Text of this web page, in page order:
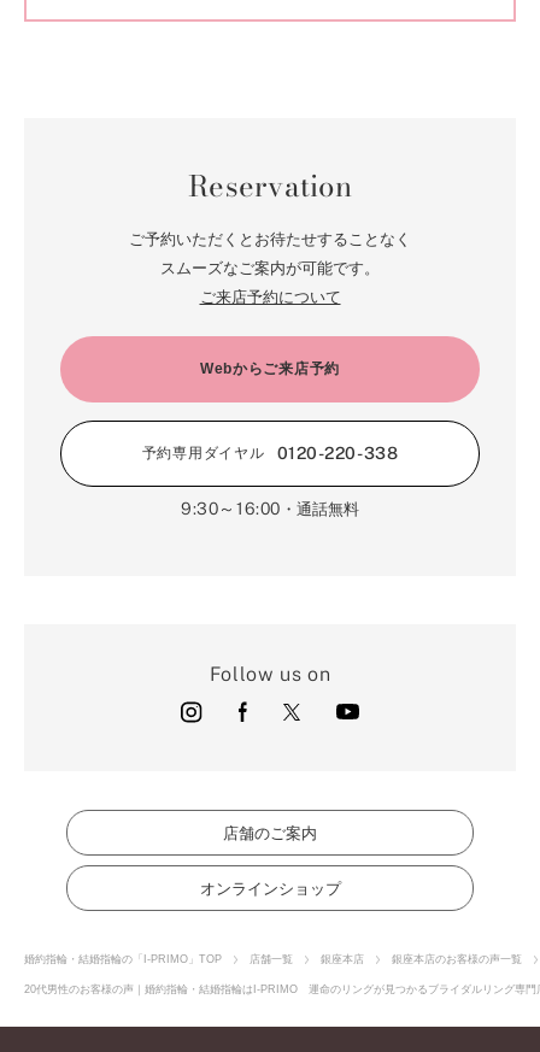
Reservation
ご予約いただくとお待たせすることなく
スムーズなご案内が可能です。
ご来店予約について
Webからご来店予約
予約専用ダイヤル 0120-220-338
9:30～16:00 ・通話無料
Follow us on
店舗のご案内
オンラインショップ
婚約指輪・結婚指輪の「I-PRIMO」TOP 店舗一覧 銀座本店 銀座本店のお客様の声一覧
20代男性のお客様の声｜婚約指輪・結婚指輪はI-PRIMO 運命のリングが見つかるブライダルリング専